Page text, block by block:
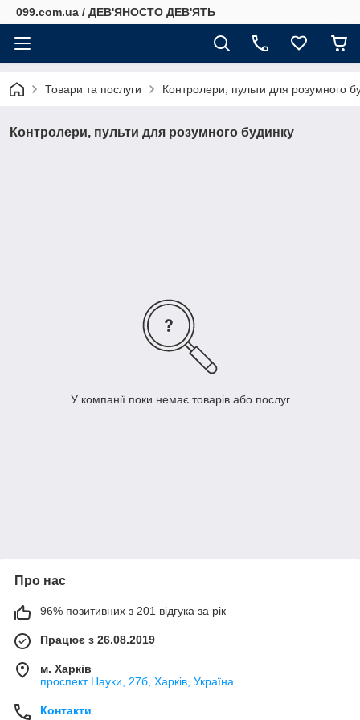
099.com.ua / ДЕВ'ЯНОСТО ДЕВ'ЯТЬ
Товари та послуги Контролери, пульти для розумного
Контролери, пульти для розумного будинку
У компанії поки немає товарів або послуг
Про нас
96% позитивних з 201 відгука за рік
Працює з 26.08.2019
м. Харків
проспект Науки, 27б, Харків, Україна
Контакти